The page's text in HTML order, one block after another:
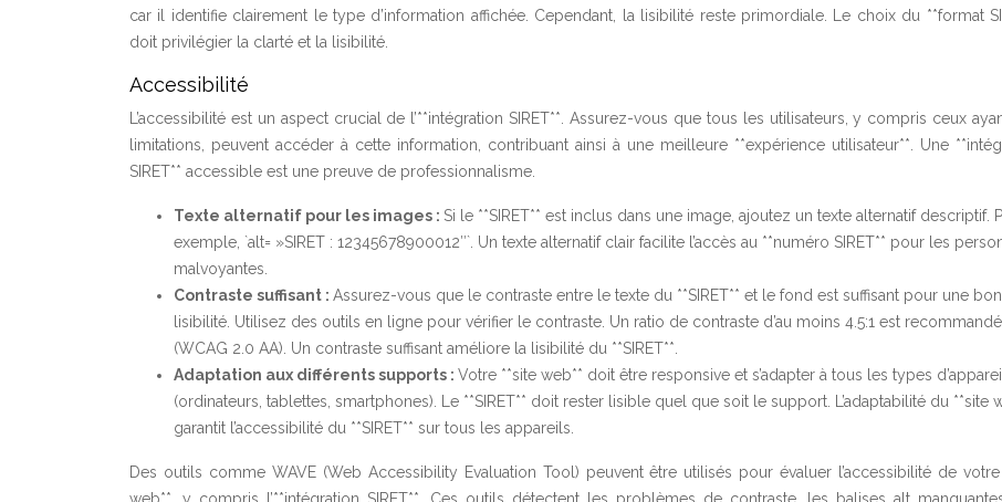
car il identifie clairement le type d’information affichée. Cependant, la lisibilité reste primordiale. Le choix du **format
doit privilégier la clarté et la lisibilité.
Accessibilité
L’accessibilité est un aspect crucial de l’**intégration SIRET**. Assurez-vous que tous les utilisateurs, y compris ceux
limitations, peuvent accéder à cette information, contribuant ainsi à une meilleure **expérience utilisateur**. Une
SIRET** accessible est une preuve de professionnalisme.
Texte alternatif pour les images : Si le **SIRET** est inclus dans une image, ajoutez un texte alternatif descriptif.
exemple, `alt= »SIRET : 12345678900012″`. Un texte alternatif clair facilite l’accès au **numéro SIRET** pour les
malvoyantes.
Contraste suffisant : Assurez-vous que le contraste entre le texte du **SIRET** et le fond est suffisant pour une
lisibilité. Utilisez des outils en ligne pour vérifier le contraste. Un ratio de contraste d’au moins 4.5:1 est recommandé
(WCAG 2.0 AA). Un contraste suffisant améliore la lisibilité du **SIRET**.
Adaptation aux différents supports : Votre **site web** doit être responsive et s’adapter à tous les types
(ordinateurs, tablettes, smartphones). Le **SIRET** doit rester lisible quel que soit le support. L’adaptabilité du **site
garantit l’accessibilité du **SIRET** sur tous les appareils.
Des outils comme WAVE (Web Accessibility Evaluation Tool) peuvent être utilisés pour évaluer l’accessibilité de